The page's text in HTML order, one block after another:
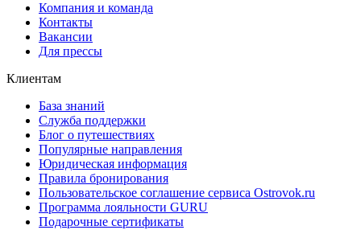
Компания и команда
Контакты
Вакансии
Для прессы
Клиентам
База знаний
Служба поддержки
Блог о путешествиях
Популярные направления
Юридическая информация
Правила бронирования
Пользовательское соглашение сервиса Ostrovok.ru
Программа лояльности GURU
Подарочные сертификаты